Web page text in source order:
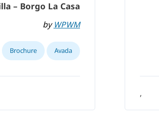
,
– Borgo La Casa
by WPWM
Avada
Brochure